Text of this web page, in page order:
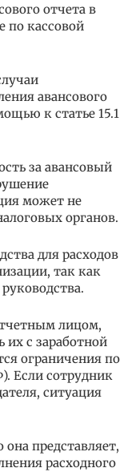
отчета в
по кассовой
авансового
к статье 15.1
за авансовый
может не
органов.
для расходов
так как
лицом,
их с заработной
ограничения по
Если сотрудник
ситуация
представляет,
расходного